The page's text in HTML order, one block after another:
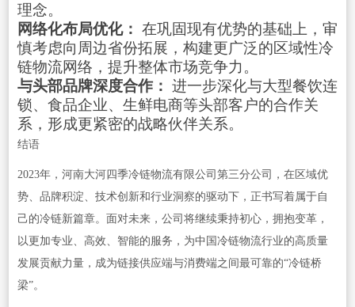
理念。
网络化布局优化： 在巩固现有优势的基础上，审
慎考虑向周边省份拓展，构建更广泛的区域性冷
链物流网络，提升整体市场竞争力。
与头部品牌深度合作： 进一步深化与大型餐饮连
锁、食品企业、生鲜电商等头部客户的合作关
系，形成更紧密的战略伙伴关系。
结语
2023年，河南大河四季冷链物流有限公司第三分公司，在区域优
势、品牌积淀、技术创新和行业洞察的驱动下，正书写着属于自
己的冷链新篇章。面对未来，公司将继续秉持初心，拥抱变革，
以更加专业、高效、智能的服务，为中国冷链物流行业的高质量
发展贡献力量，成为链接供应端与消费端之间最可靠的“冷链桥
梁”。